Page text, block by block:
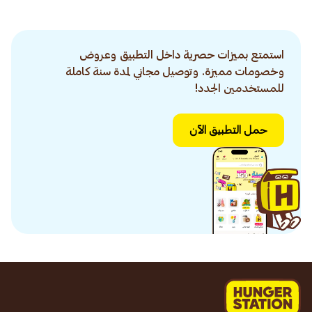
استمتع بميزات حصرية داخل التطبيق وعروض
وخصومات مميزة. وتوصيل مجاني لمدة سنة كاملة
للمستخدمين الجدد!
حمل التطبيق الآن